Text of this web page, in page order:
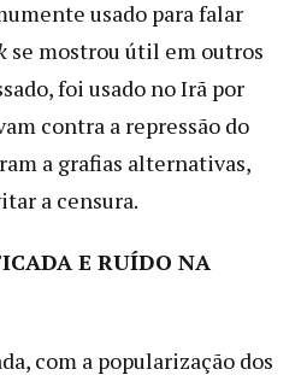
usado para falar
se mostrou útil em outros
foi usado no Irã por
contra a repressão do
a grafias alternativas,
a censura.
E RUÍDO NA
com a popularização dos